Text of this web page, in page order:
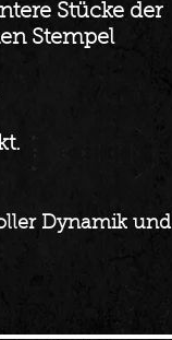
Stücke der
Stempel
Dynamik und